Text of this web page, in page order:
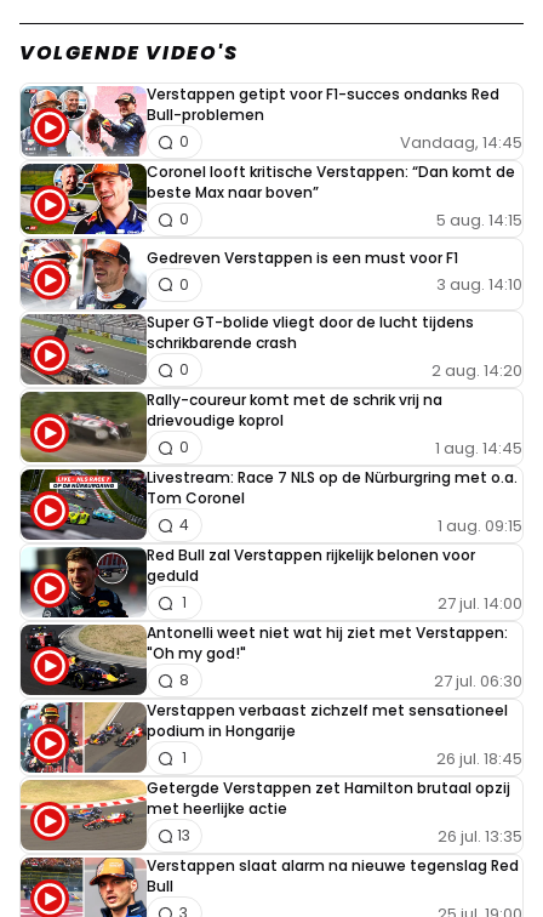
VOLGENDE VIDEO'S
Verstappen getipt voor F1-succes ondanks Red
Bull-problemen
Vandaag, 14:45
0
Coronel looft kritische Verstappen: “Dan komt de
beste Max naar boven”
5 aug. 14:15
0
Gedreven Verstappen is een must voor F1
3 aug. 14:10
0
Super GT-bolide vliegt door de lucht tijdens
schrikbarende crash
2 aug. 14:20
0
Rally-coureur komt met de schrik vrij na
drievoudige koprol
1 aug. 14:45
0
Livestream: Race 7 NLS op de Nürburgring met o.a.
Tom Coronel
1 aug. 09:15
4
Red Bull zal Verstappen rijkelijk belonen voor
geduld
27 jul. 14:00
1
Antonelli weet niet wat hij ziet met Verstappen:
"Oh my god!"
27 jul. 06:30
8
Verstappen verbaast zichzelf met sensationeel
podium in Hongarije
26 jul. 18:45
1
Getergde Verstappen zet Hamilton brutaal opzij
met heerlijke actie
26 jul. 13:35
13
Verstappen slaat alarm na nieuwe tegenslag Red
Bull